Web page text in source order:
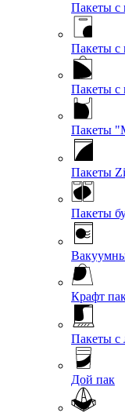
Пакеты с
Пакеты с
Пакеты с
Пакеты
Пакеты
Пакеты
Крафт
Пакеты с
Дой пак